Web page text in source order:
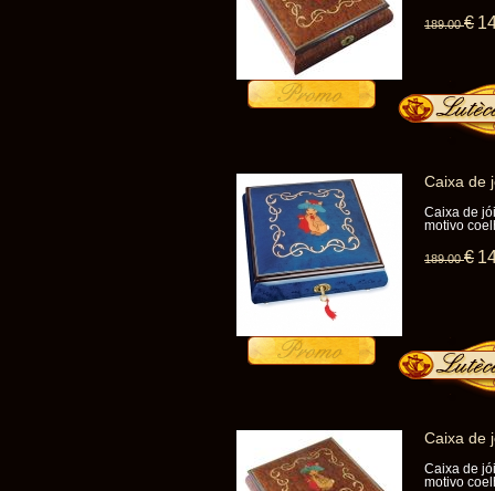
189.00 €
Caixa de
Caixa de
motivo
189.00 €
Caixa de
Caixa de
motivo